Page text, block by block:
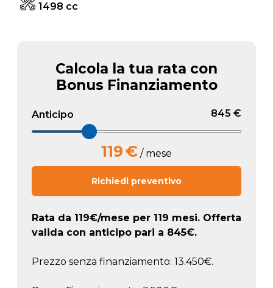
1498 cc
Calcola la tua rata con
Bonus Finanziamento
Anticipo 845 €
119€ / mese
Richiedi preventivo
Rata da 119€/mese per 119 mesi. Offerta
valida con anticipo pari a 845€.
Prezzo senza finanziamento: 13.450€.